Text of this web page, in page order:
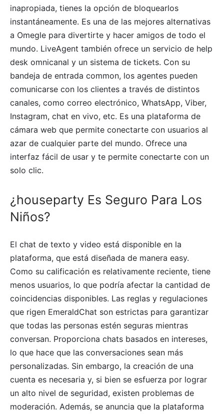
inapropiada, tienes la opción de bloquearlos
instantáneamente. Es una de las mejores alternativas
a Omegle para divertirte y hacer amigos de todo el
mundo. LiveAgent también ofrece un servicio de help
desk omnicanal y un sistema de tickets. Con su
bandeja de entrada common, los agentes pueden
comunicarse con los clientes a través de distintos
canales, como correo electrónico, WhatsApp, Viber,
Instagram, chat en vivo, etc. Es una plataforma de
cámara web que permite conectarte con usuarios al
azar de cualquier parte del mundo. Ofrece una
interfaz fácil de usar y te permite conectarte con un
solo clic.
¿houseparty Es Seguro Para Los
Niños?
El chat de texto y video está disponible en la
plataforma, que está diseñada de manera easy.
Como su calificación es relativamente reciente, tiene
menos usuarios, lo que podría afectar la cantidad de
coincidencias disponibles. Las reglas y regulaciones
que rigen EmeraldChat son estrictas para garantizar
que todas las personas estén seguras mientras
conversan. Proporciona chats basados ​​en intereses,
lo que hace que las conversaciones sean más
personalizadas. Sin embargo, la creación de una
cuenta es necesaria y, si bien se esfuerza por lograr
un alto nivel de seguridad, existen problemas de
moderación. Además, se anuncia que la plataforma